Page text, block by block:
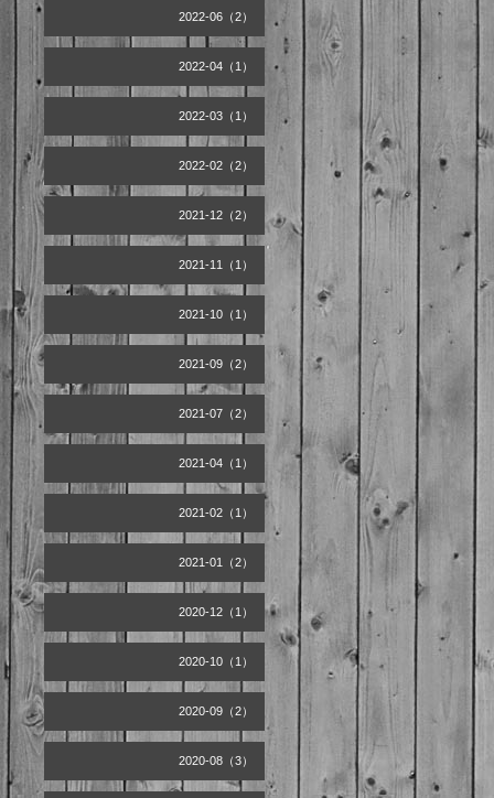
2022-06（2）
2022-04（1）
2022-03（1）
2022-02（2）
2021-12（2）
2021-11（1）
2021-10（1）
2021-09（2）
2021-07（2）
2021-04（1）
2021-02（1）
2021-01（2）
2020-12（1）
2020-10（1）
2020-09（2）
2020-08（3）